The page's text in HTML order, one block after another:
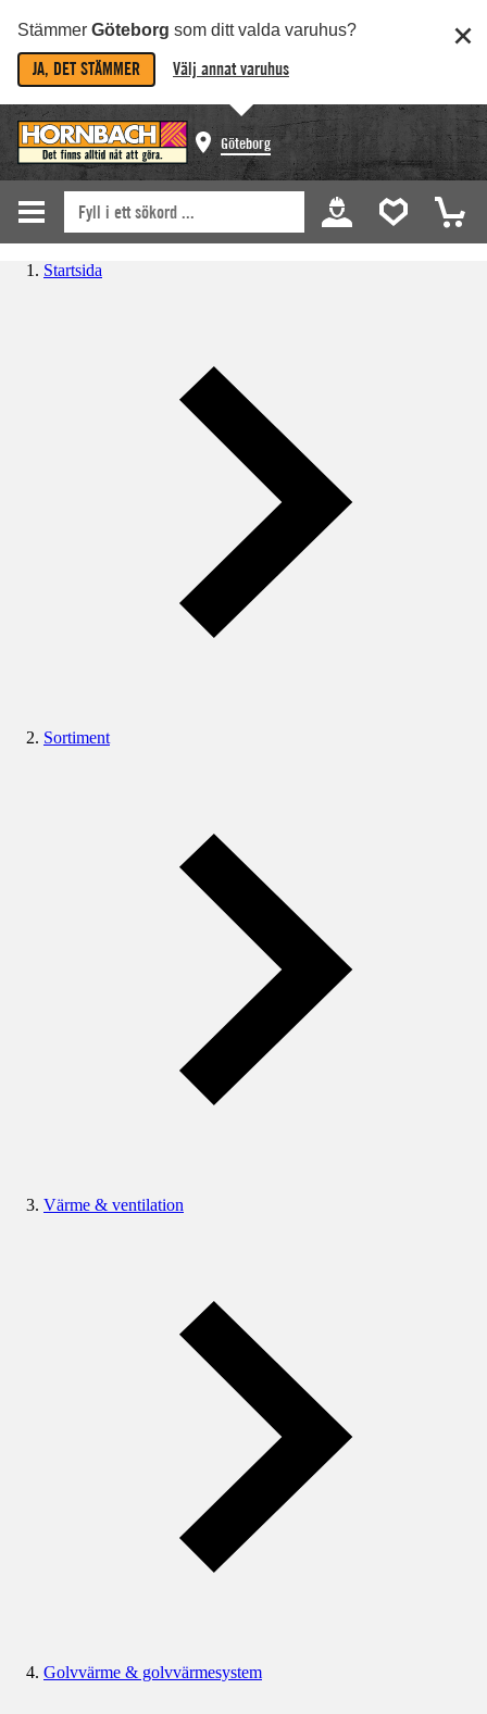
Stämmer Göteborg som ditt valda varuhus?
JA, DET STÄMMER Välj annat varuhus
Göteborg
Startsida
Sortiment
Värme & ventilation
Golvvärme & golvvärmesystem